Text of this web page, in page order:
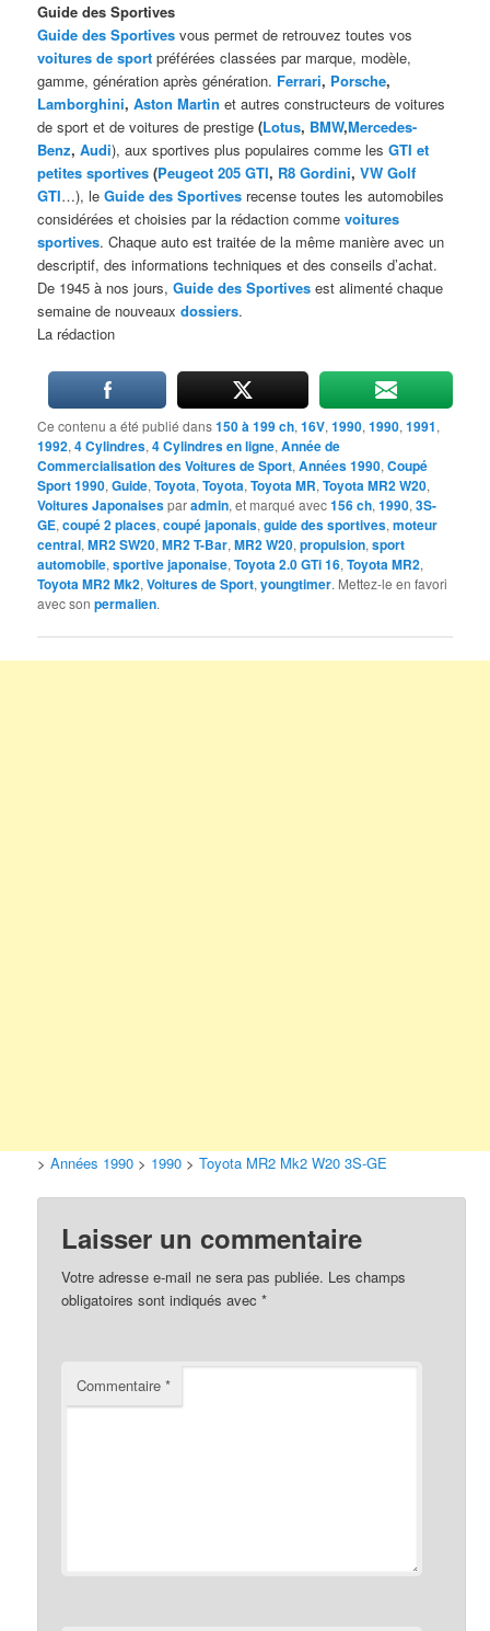
Guide des Sportives
Guide des Sportives vous permet de retrouvez toutes vos
voitures de sport préférées classées par marque, modèle,
gamme, génération après génération. Ferrari, Porsche,
Lamborghini,Aston Martin et autres constructeurs de voitures
de sport et de voitures de prestige(Lotus, BMW,Mercedes-
Benz,Audi), aux sportives plus populaires comme lesGTI et
petites sportives (Peugeot 205 GTI, R8 Gordini,VW Golf
GTI…), leGuide des Sportives recense toutes les automobiles
considérées et choisies par la rédaction commevoitures
sportives. Chaque auto est traitée de la même manière avec un
descriptif, des informations techniques et des conseils d’achat.
De 1945 à nos jours,Guide des Sportives est alimenté chaque
semaine de nouveauxdossiers.
La rédaction
Ce contenu a été publié dans150 à 199 ch,16V,1990,1990,1991,
1992,4 Cylindres,4 Cylindres en ligne,Année de
Commercialisation des Voitures de Sport,Années 1990,Coupé
Sport 1990,Guide,Toyota,Toyota,Toyota MR,Toyota MR2 W20,
Voitures Japonaisesparadmin, et marqué avec156 ch,1990,3S-
GE,coupé 2 places,coupé japonais,guide des sportives,moteur
central,MR2 SW20,MR2 T-Bar,MR2 W20,propulsion,sport
automobile,sportive japonaise,Toyota 2.0 GTi 16,Toyota MR2,
Toyota MR2 Mk2,Voitures de Sport,youngtimer. Mettez-le en favori
avec sonpermalien.
>Années 1990 > 1990 >Toyota MR2 Mk2 W20 3S-GE
Laisser un commentaire
Votre adresse e-mail ne sera pas publiée. Les champs
obligatoires sont indiqués avec*
Commentaire*